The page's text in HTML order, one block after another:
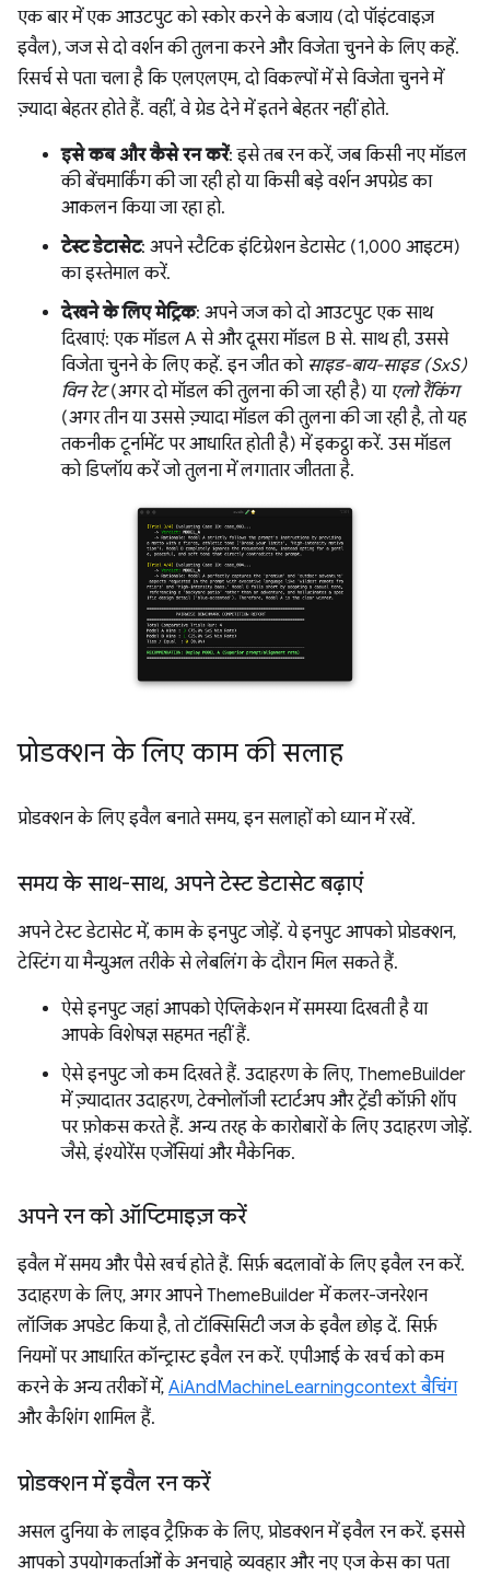
एक बार में एक आउटपुट को स्कोर करने के बजाय (दो पॉइंटवाइज़
इवैल), जज से दो वर्शन की तुलना करने और विजेता चुनने के लिए कहें.
रिसर्च से पता चला है कि एलएलएम, दो विकल्पों में से विजेता चुनने में
ज़्यादा बेहतर होते हैं. वहीं, वे ग्रेड देने में इतने बेहतर नहीं होते.
इसे कब और कैसे रन करें: इसे तब रन करें, जब किसी नए मॉडल
की बेंचमार्किंग की जा रही हो या किसी बड़े वर्शन अपग्रेड का
आकलन किया जा रहा हो.
टेस्ट डेटासेट: अपने स्टैटिक इंटिग्रेशन डेटासेट (1,000 आइटम)
का इस्तेमाल करें.
देखने के लिए मेट्रिक: अपने जज को दो आउटपुट एक साथ
दिखाएं: एक मॉडल A से और दूसरा मॉडल B से. साथ ही, उससे
विजेता चुनने के लिए कहें. इन जीत को साइड-बाय-साइड (SxS)
विन रेट(अगर दो मॉडल की तुलना की जा रही है) या एलो रैंकिंग
(अगर तीन या उससे ज़्यादा मॉडल की तुलना की जा रही है, तो यह
तकनीक टूर्नामेंट पर आधारित होती है) में इकट्ठा करें. उस मॉडल
को डिप्लॉय करें जो तुलना में लगातार जीतता है.
प्रोडक्शन के लिए काम की सलाह
प्रोडक्शन के लिए इवैल बनाते समय, इन सलाहों को ध्यान में रखें.
समय के साथ-साथ, अपने टेस्ट डेटासेट बढ़ाएं
अपने टेस्ट डेटासेट में, काम के इनपुट जोड़ें. ये इनपुट आपको प्रोडक्शन,
टेस्टिंग या मैन्युअल तरीके से लेबलिंग के दौरान मिल सकते हैं.
ऐसे इनपुट जहां आपको ऐप्लिकेशन में समस्या दिखती है या
आपके विशेषज्ञ सहमत नहीं हैं.
ऐसे इनपुट जो कम दिखते हैं. उदाहरण के लिए, ThemeBuilder
में ज़्यादातर उदाहरण, टेक्नोलॉजी स्टार्टअप और ट्रेंडी कॉफ़ी शॉप
पर फ़ोकस करते हैं. अन्य तरह के कारोबारों के लिए उदाहरण जोड़ें.
जैसे, इंश्योरेंस एजेंसियां और मैकेनिक.
अपने रन को ऑप्टिमाइज़ करें
इवैल में समय और पैसे खर्च होते हैं. सिर्फ़ बदलावों के लिए इवैल रन करें.
उदाहरण के लिए, अगर आपने ThemeBuilder में कलर-जनरेशन
लॉजिक अपडेट किया है, तो टॉक्सिसिटी जज के इवैल छोड़ दें. सिर्फ़
नियमों पर आधारित कॉन्ट्रास्ट इवैल रन करें. एपीआई के खर्च को कम
करने के अन्य तरीकों में, AiAndMachineLearningcontext बैचिंग
और कैशिंग शामिल हैं.
प्रोडक्शन में इवैल रन करें
असल दुनिया के लाइव ट्रैफ़िक के लिए, प्रोडक्शन में इवैल रन करें. इससे
आपको उपयोगकर्ताओं के अनचाहे व्यवहार और नए एज केस का पता